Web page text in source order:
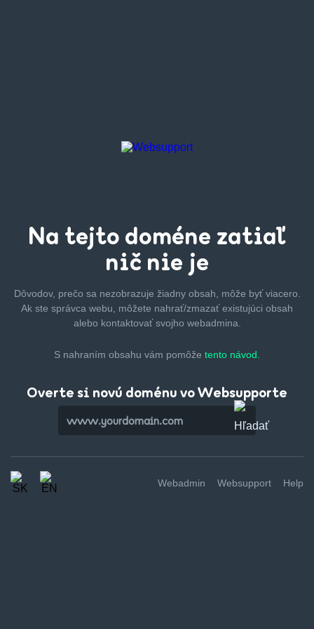
Na tejto doméne zatiaľ
nič nie je
Dôvodov, prečo sa nezobrazuje žiadny obsah, môže byťviacero.
Ak ste správca webu, môžete nahrať/zmazaťexistujúci obsah
alebo kontaktovať svojho webadmina.
S nahraním obsahu vám pomôže tento návod.
Overte si novú doménu vo Websupporte
Webadmin Websupport Help